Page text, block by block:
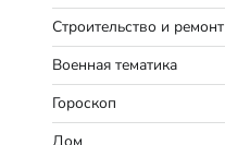
Строительство и ремонт
Военная тематика
Гороскоп